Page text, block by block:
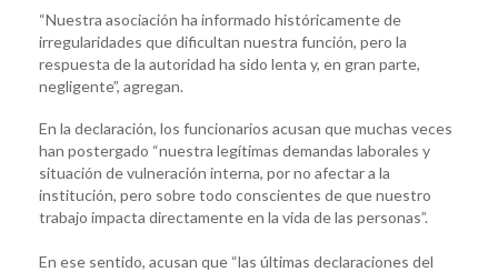
“Nuestra asociación ha informado históricamente de
irregularidades que dificultan nuestra función, pero la
respuesta de la autoridad ha sido lenta y, en gran parte,
negligente”, agregan.
En la declaración, los funcionarios acusan que muchas veces
han postergado “nuestra legítimas demandas laborales y
situación de vulneración interna, por no afectar a la
institución, pero sobre todo conscientes de que nuestro
trabajo impacta directamente en la vida de las personas”.
En ese sentido, acusan que “las últimas declaraciones del